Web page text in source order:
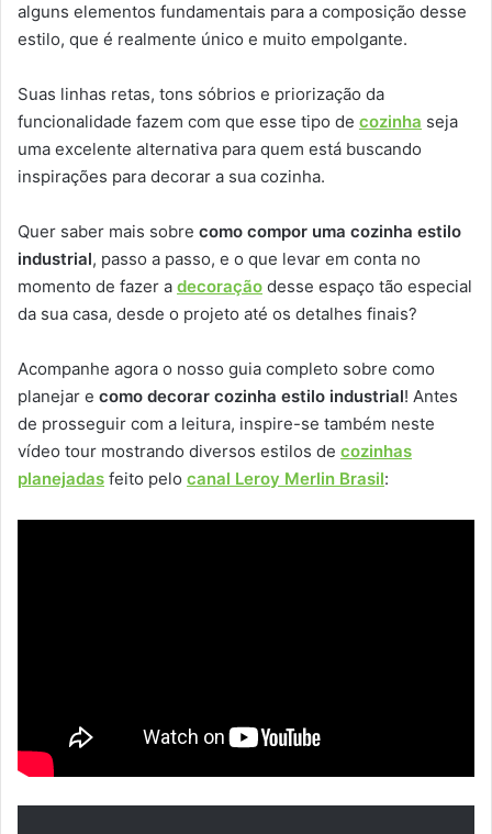
alguns elementos fundamentais para a composição desse
estilo, que é realmente único e muito empolgante.
Suas linhas retas, tons sóbrios e priorização da
funcionalidade fazem com que esse tipo de cozinha seja
uma excelente alternativa para quem está buscando
inspirações para decorar a sua cozinha.
Quer saber mais sobre como compor uma cozinha estilo
industrial, passo a passo, e o que levar em conta no
momento de fazer a decoração desse espaço tão especial
da sua casa, desde o projeto até os detalhes finais?
Acompanhe agora o nosso guia completo sobre como
planejar e como decorar cozinha estilo industrial! Antes
de prosseguir com a leitura, inspire-se também neste
vídeo tour mostrando diversos estilos de cozinhas
planejadas feito pelo canal Leroy Merlin Brasil: